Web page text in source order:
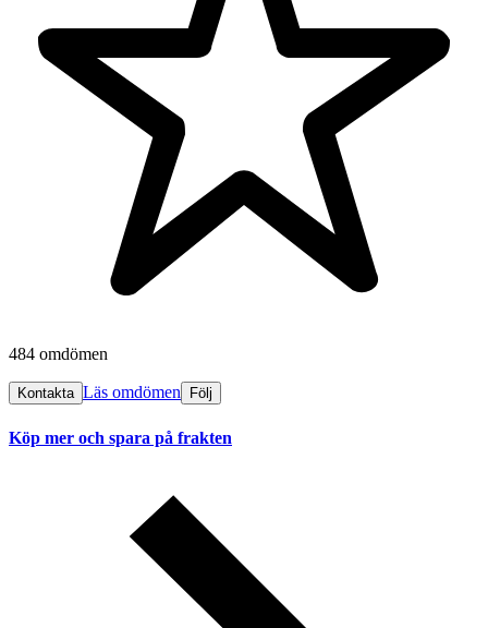
484 omdömen
Kontakta Läs omdömen Följ
Köp mer och spara på frakten